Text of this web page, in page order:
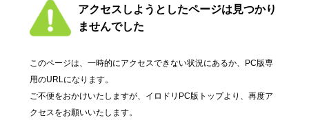
アクセスしようとしたページは見つかり
ませんでした
このページは、一時的にアクセスできない状況にあるか、PC版専
用のURLになります。
ご不便をおかけいたしますが、イロドリPC版トップより、再度ア
クセスをお願いいたします。